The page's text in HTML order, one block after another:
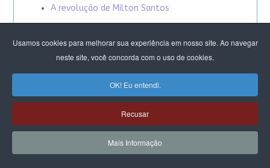
Usamos cookies para melhorar sua experiência em nosso site. Ao navegar
neste site, você concorda com o uso de cookies.
OK! Eu entendi.
Recusar
Mais Informação
A revolução de Milton Santos